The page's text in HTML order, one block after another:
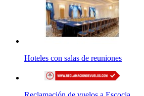
Hoteles con salas de reuniones